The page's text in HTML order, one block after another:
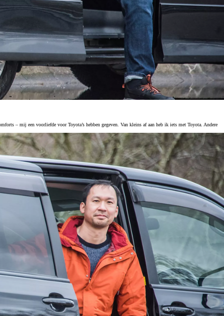
– mij een voorliefde voor Toyota’s hebben gegeven. Van kleins af aan heb ik iets met Toyota. Andere